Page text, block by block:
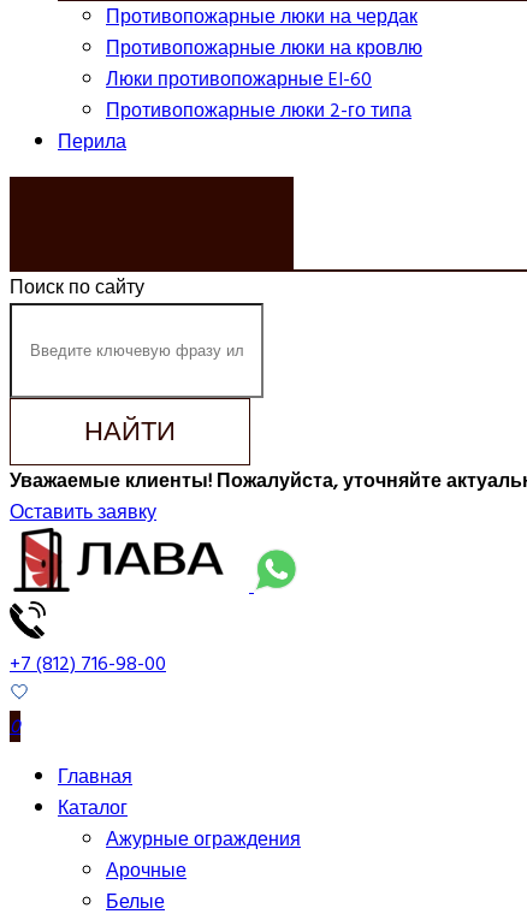
Противопожарные люки на чердак
Противопожарные люки на кровлю
Люки противопожарные EI-60
Противопожарные люки 2-го типа
Перила
Поиск по сайту
НАЙТИ
Уважаемые клиенты! Пожалуйста, уточняйте
Оставить заявку
+7 (812) 716-98-00
0
Главная
Каталог
Ажурные ограждения
Арочные
Белые